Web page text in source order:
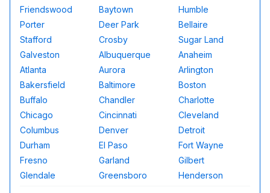
Friendswood
Baytown
Humble
Porter
Deer Park
Bellaire
Stafford
Crosby
Sugar Land
Galveston
Albuquerque
Anaheim
Atlanta
Aurora
Arlington
Bakersfield
Baltimore
Boston
Buffalo
Chandler
Charlotte
Chicago
Cincinnati
Cleveland
Columbus
Denver
Detroit
Durham
El Paso
Fort Wayne
Fresno
Garland
Gilbert
Glendale
Greensboro Henderson